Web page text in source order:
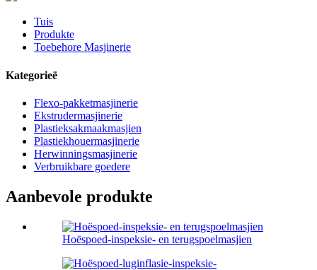
Tuis
Produkte
Toebehore Masjinerie
Kategorieë
Flexo-pakketmasjinerie
Ekstrudermasjinerie
Plastieksakmaakmasjien
Plastiekhouermasjinerie
Herwinningsmasjinerie
Verbruikbare goedere
Aanbevole produkte
Hoëspoed-inspeksie- en terugspoelmasjien